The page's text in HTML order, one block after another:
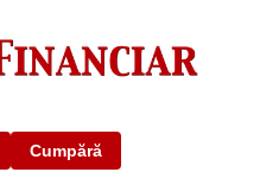
Cumpără